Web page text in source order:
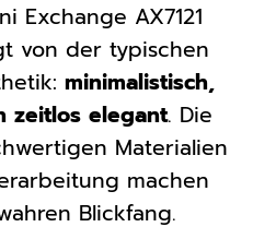
Exchange AX7121
von der typischen
minimalistisch,
zeitlos elegant. Die
Materialien
machen
Blickfang.